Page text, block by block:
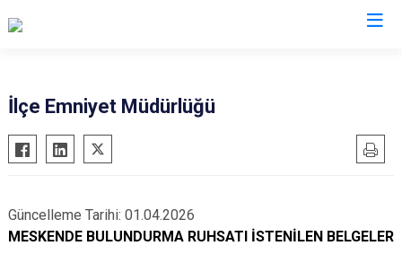
Akyazı
Ferizli
Hendek
İlçe Emniyet Müdürlüğü
Güncelleme Tarihi: 01.04.2026
MESKENDE BULUNDURMA RUHSATI İSTENİLEN BELGELER